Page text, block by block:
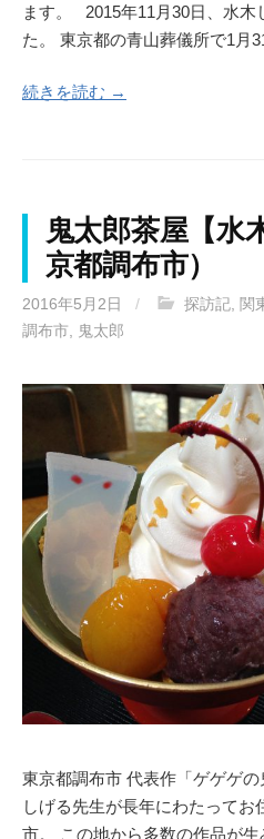
ます。 2015年11月30日、水木
た。 東京都の青山葬儀所で1月
続きを読む →
鬼太郎茶屋【水
京都調布市）
2016年5月2日 / 探訪記 関
調布市, 鬼太郎
東京都調布市 代表作「ゲゲゲ
しげる先生が長年にわたって
市。 この地から多数の作品が